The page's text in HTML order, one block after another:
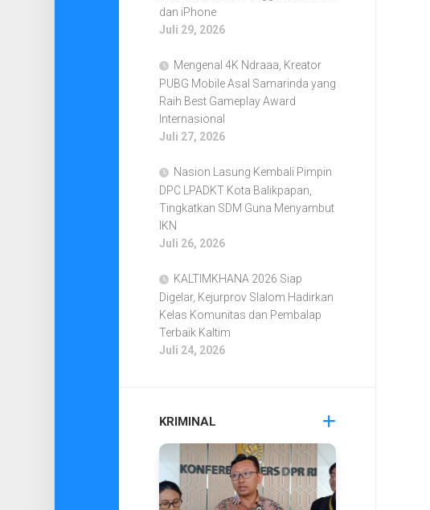
dan iPhone
Juli 29, 2026
Mengenal 4K Ndraaa, Kreator
PUBG Mobile Asal Samarinda yang
Raih Best Gameplay Award
Internasional
Juli 27, 2026
Nasion Lasung Kembali Pimpin
DPC LPADKT Kota Balikpapan,
Tingkatkan SDM Guna Menyambut
IKN
Juli 26, 2026
KALTIMKHANA 2026 Siap
Digelar, Kejurprov Slalom Hadirkan
Kelas Komunitas dan Pembalap
Terbaik Kaltim
Juli 24, 2026
KRIMINAL